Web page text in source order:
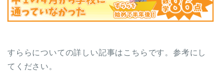
すららについての詳しい記事はこちらです。参考にし
てください。